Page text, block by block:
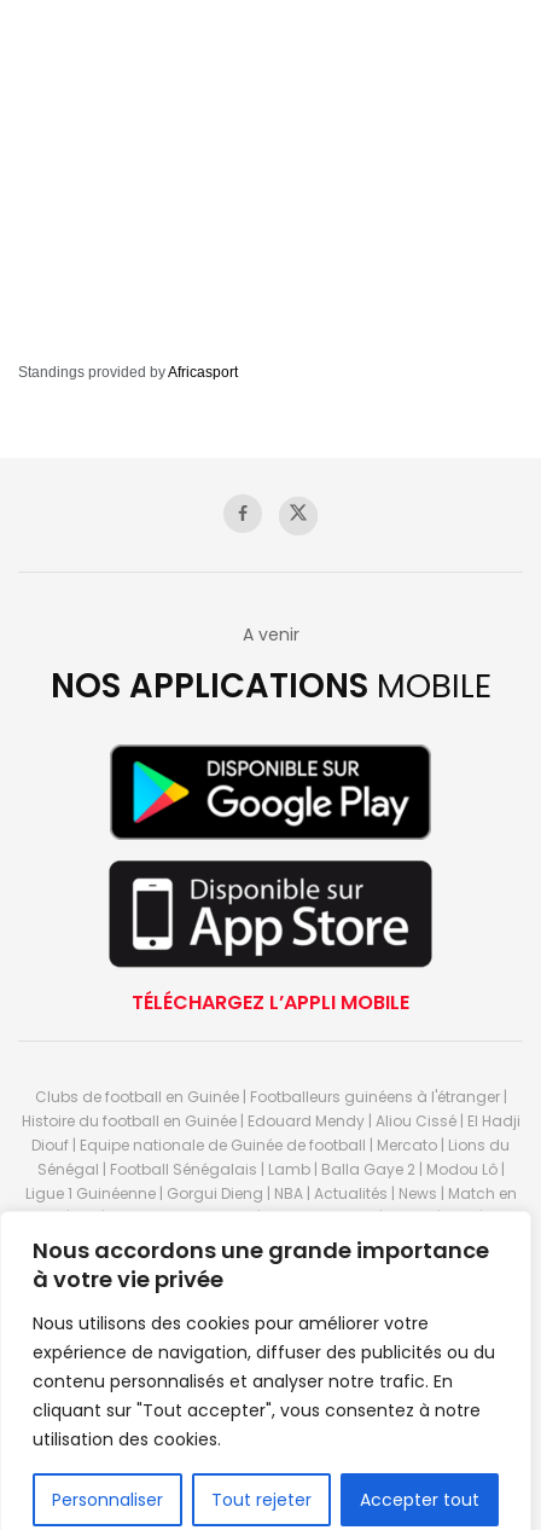
Nous accordons une grande importance
à votre vie privée
Nous utilisons des cookies pour améliorer votre
expérience de navigation, diffuser des publicités ou du
contenu personnalisés et analyser notre trafic. En
cliquant sur "Tout accepter", vous consentez à notre
utilisation des cookies.
Personnaliser Tout rejeter Accepter tout
Standings provided byAfricasport
A venir
NOS APPLICATIONS MOBILE
TÉLÉCHARGEZ L’APPLI MOBILE
Clubs de football en Guinée | Footballeurs guinéens à l'étranger |
Histoire du football en Guinée | Edouard Mendy | Aliou Cissé | El Hadji
Diouf | Equipe nationale de Guinée de football | Mercato | Lions du
Sénégal | Football Sénégalais | Lamb | Balla Gaye 2 | Modou Lô |
Ligue 1 Guinéenne | Gorgui Dieng | NBA | Actualités | News | Match en
direct | But | Actualité au Guinée | Premier League | Ligue 1 | Liga | Serie
A | LSFP | Conakry | Guinée | Sport Guineen | Basket Guineens | Foot
Guineen | Handball Guinee | Match Guinee | Championnat Guinée |
Stade du 28 septembre | Coupe d'Afrique des nations de football |
Equipe de Guinee| Equipe national de Guinée | Senegal Equipe |
Guinée | Le Senegal | Dakar | Coupe de Guinée | Stade du 28
septembre | Foot Club | Sport Guinee | Sport Senegal | Paris Foot |
Sport en direct | Boxe | Sénégal Dakar | La Guinée | Live Sport | RTG |
Guinee en direct | Foot en direct | Foot direct | Eurosports | Football
direct | Vidéo | Télécharger Africasport | Clubs de football guinéens |
magazine theme byConfordev.
FR